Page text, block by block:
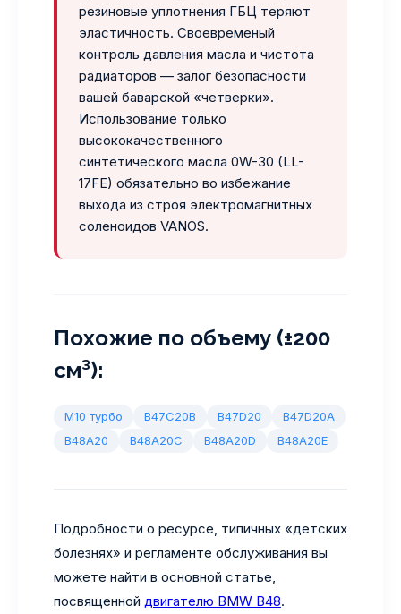
резиновые уплотнения ГБЦ теряют
эластичность. Своевременый
контроль давления масла и чистота
радиаторов — залог безопасности
вашей баварской «четверки».
Использование только
высококачественного
синтетического масла 0W-30 (LL-
17FE) обязательно во избежание
выхода из строя электромагнитных
соленоидов VANOS.
Похожие по объему (±200
см³):
M10 турбо B47C20B B47D20
B47D20A
B48A20
B48A20C B48A20D B48A20E
Подробности о ресурсе, типичных «детских
болезнях» и регламенте обслуживания вы
можете найти в основной статье,
посвященной двигателю BMW B48.